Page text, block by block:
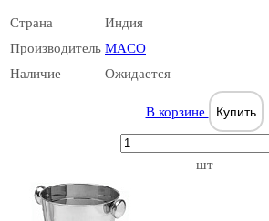
Страна
Индия
Производитель MACO
Наличие
Ожидается
В корзине Купить
шт